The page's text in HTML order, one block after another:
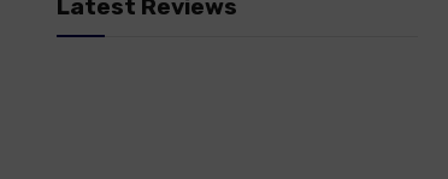
Latest Reviews